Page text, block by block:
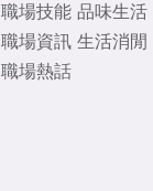
職場技能
職場資訊
職場熱話
品味生活
生活消閒